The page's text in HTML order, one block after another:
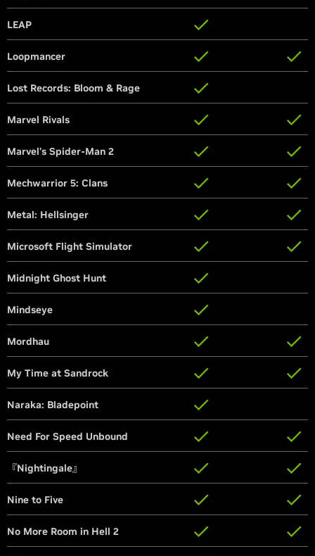
LEAP
Loopmancer
Lost Records: Bloom & Rage
Marvel Rivals
Marvel's Spider-Man 2
Mechwarrior 5: Clans
Metal: Hellsinger
Microsoft Flight Simulator
Midnight Ghost Hunt
Mindseye
Mordhau
My Time at Sandrock
Naraka: Bladepoint
Need For Speed Unbound
『Nightingale』
Nine to Five
No More Room in Hell 2
LEAP
Loopmancer
Lost Records: Bloom & Rage
Marvel Rivals
Marvel's Spider-Man 2
Mechwarrior 5: Clans
Metal: Hellsinger
Microsoft Flight Simulator
Midnight Ghost Hunt
Mindseye
Mordhau
My Time at Sandrock
Naraka: Bladepoint
Need For Speed Unbound
『Nightingale』
Nine to Five
No More Room in Hell 2